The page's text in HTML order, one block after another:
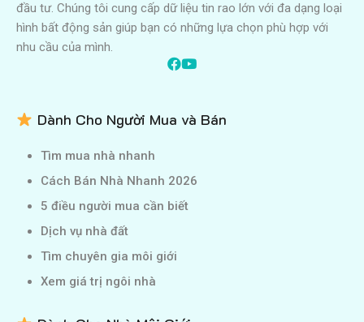
đầu tư. Chúng tôi cung cấp dữ liệu tin rao lớn với đa dạng loại
hình bất động sản giúp bạn có những lựa chọn phù hợp với
nhu cầu của mình.
Dành Cho Người Mua và Bán
Tìm mua nhà nhanh
Cách Bán Nhà Nhanh 2026
5 điều người mua cần biết
Dịch vụ nhà đất
Tìm chuyên gia môi giới
Xem giá trị ngôi nhà